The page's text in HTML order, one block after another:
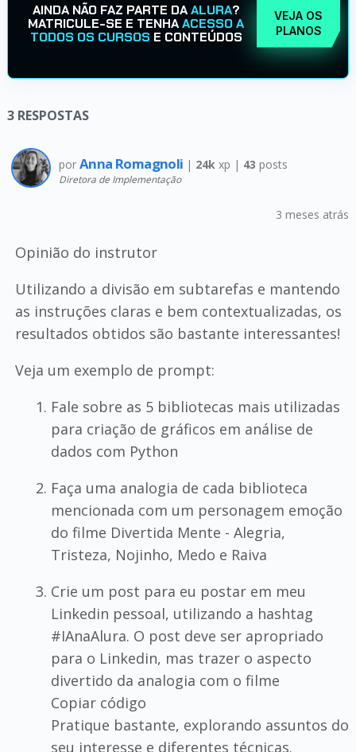
AINDA NÃO FAZ PARTE DAALURA?
MATRICULE-SE E TENHAACESSO A
TODOS OS CURSOS E CONTEÚDOS
VEJA OS
PLANOS
3 RESPOSTAS
por Anna Romagnoli | 24k xp | 43 posts
Diretora de Implementação
3 meses atrás
Opinião do instrutor
Utilizando a divisão em subtarefas e mantendo
as instruções claras e bem contextualizadas, os
resultados obtidos são bastante interessantes!
Veja um exemplo de prompt:
Fale sobre as 5 bibliotecas mais utilizadas
para criação de gráficos em análise de
dados com Python
Faça uma analogia de cada biblioteca
mencionada com um personagem emoção
do filme Divertida Mente - Alegria,
Tristeza, Nojinho, Medo e Raiva
Crie um post para eu postar em meu
Linkedin pessoal, utilizando a hashtag
#IAnaAlura. O post deve ser apropriado
para o Linkedin, mas trazer o aspecto
divertido da analogia com o filme
Copiar código
Pratique bastante, explorando assuntos do
seu interesse e diferentes técnicas.